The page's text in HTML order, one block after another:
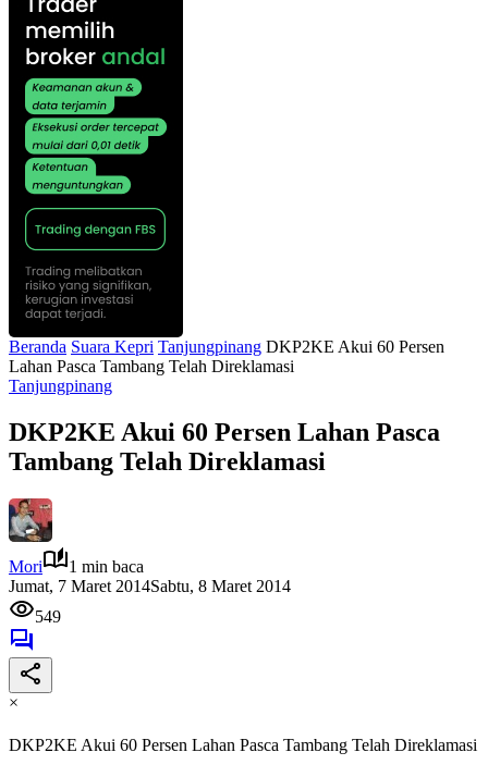
Beranda Suara Kepri Tanjungpinang DKP2KE Akui 60 Persen
Lahan Pasca Tambang Telah Direklamasi
Tanjungpinang
DKP2KE Akui 60 Persen Lahan Pasca
Tambang Telah Direklamasi
Mori
1 min baca
Jumat, 7 Maret 2014Sabtu, 8 Maret 2014
549
×
DKP2KE Akui 60 Persen Lahan Pasca Tambang Telah Direklamasi